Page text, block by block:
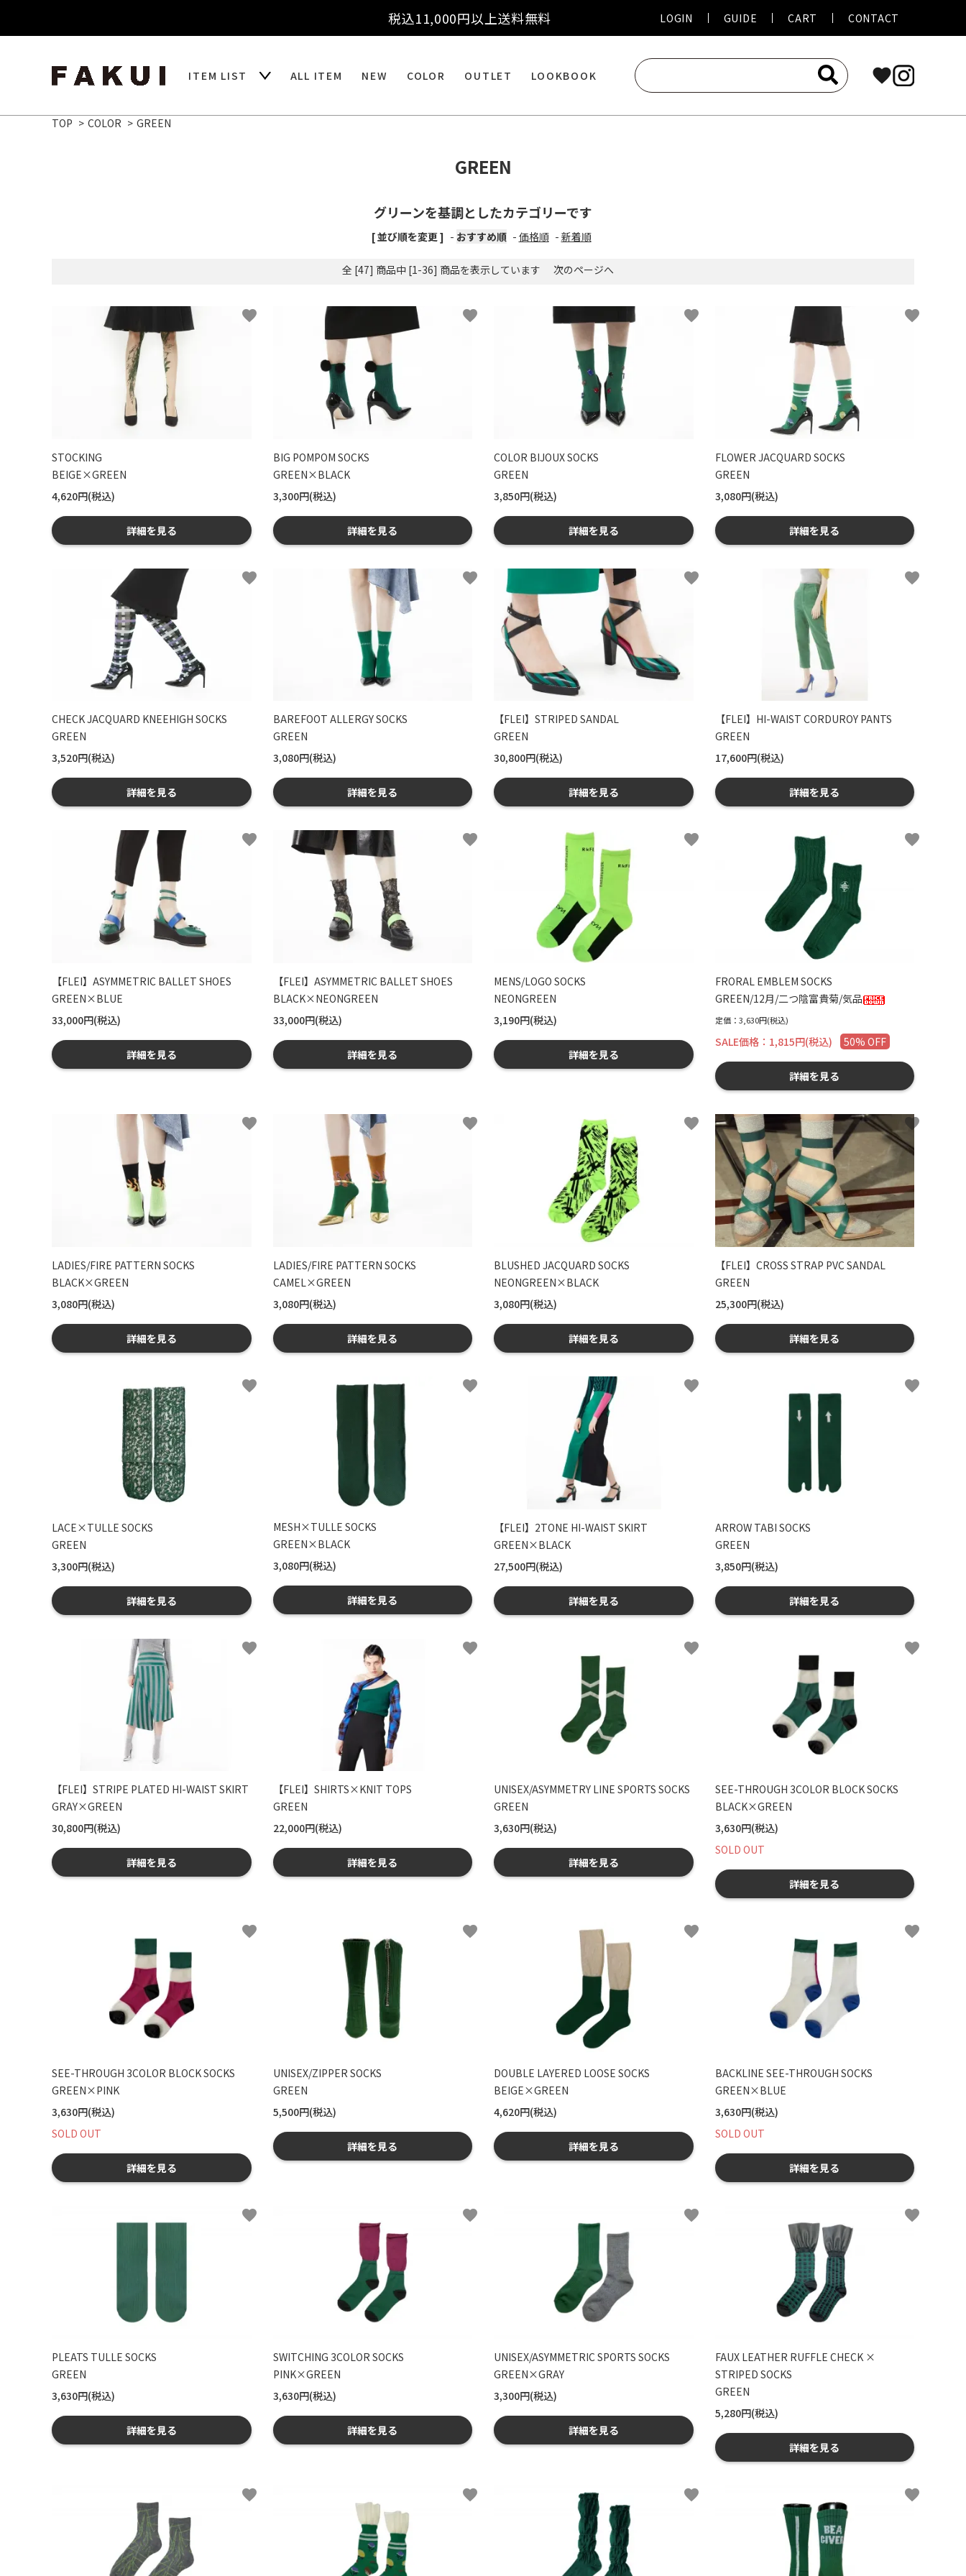
税込11,000円以上送料無料 LOGIN GUIDE CART CONTACT
ITEM LIST ALL ITEM NEW COLOR OUTLET LOOKBOOK favorite
TOP > COLOR > GREEN
GREEN
グリーンを基調としたカテゴリーです
[ 並び順を変更 ] - おすすめ順 - 価格順 - 新着順
全 [47] 商品中 [1-36] 商品を表示しています 次のページへ
STOCKING
BEIGE×GREEN
4,620円(税込)
詳細を見る
favorite
BIG POMPOM SOCKS
GREEN×BLACK
3,300円(税込)
詳細を見る
favorite
COLOR BIJOUX SOCKS
GREEN
3,850円(税込)
詳細を見る
favorite
FLOWER JACQUARD SOCKS
GREEN
3,080円(税込)
詳細を見る
favorite
CHECK JACQUARD KNEEHIGH SOCKS
GREEN
3,520円(税込)
詳細を見る
favorite
BAREFOOT ALLERGY SOCKS
GREEN
3,080円(税込)
詳細を見る
favorite
【FLEI】STRIPED SANDAL
GREEN
30,800円(税込)
詳細を見る
favorite
【FLEI】HI-WAIST CORDUROY PANTS
GREEN
17,600円(税込)
詳細を見る
favorite
【FLEI】ASYMMETRIC BALLET SHOES
GREEN×BLUE
33,000円(税込)
詳細を見る
favorite
【FLEI】ASYMMETRIC BALLET SHOES
BLACK×NEONGREEN
33,000円(税込)
詳細を見る
favorite
MENS/LOGO SOCKS
NEONGREEN
3,190円(税込)
詳細を見る
favorite
FRORAL EMBLEM SOCKS
GREEN/12月/二つ陰富貴菊/気品
定価：3,630円(税込)
SALE価格：1,815円(税込) 50% OFF
詳細を見る
favorite
LADIES/FIRE PATTERN SOCKS
BLACK×GREEN
3,080円(税込)
詳細を見る
favorite
LADIES/FIRE PATTERN SOCKS
CAMEL×GREEN
3,080円(税込)
詳細を見る
favorite
BLUSHED JACQUARD SOCKS
NEONGREEN×BLACK
3,080円(税込)
詳細を見る
favorite
【FLEI】CROSS STRAP PVC SANDAL
GREEN
25,300円(税込)
詳細を見る
favorite
LACE×TULLE SOCKS
GREEN
3,300円(税込)
詳細を見る
favorite
MESH×TULLE SOCKS
GREEN×BLACK
3,080円(税込)
詳細を見る
favorite
【FLEI】2TONE HI-WAIST SKIRT
GREEN×BLACK
27,500円(税込)
詳細を見る
favorite
ARROW TABI SOCKS
GREEN
3,850円(税込)
詳細を見る
favorite
【FLEI】STRIPE PLATED HI-WAIST SKIRT
GRAY×GREEN
30,800円(税込)
詳細を見る
favorite
【FLEI】SHIRTS×KNIT TOPS
GREEN
22,000円(税込)
詳細を見る
favorite
UNISEX/ASYMMETRY LINE SPORTS SOCKS
GREEN
3,630円(税込)
詳細を見る
favorite
SEE-THROUGH 3COLOR BLOCK SOCKS
BLACK×GREEN
3,630円(税込)
SOLD OUT
詳細を見る
favorite
SEE-THROUGH 3COLOR BLOCK SOCKS
GREEN×PINK
3,630円(税込)
SOLD OUT
詳細を見る
favorite
UNISEX/ZIPPER SOCKS
GREEN
5,500円(税込)
詳細を見る
favorite
DOUBLE LAYERED LOOSE SOCKS
BEIGE×GREEN
4,620円(税込)
詳細を見る
favorite
BACKLINE SEE-THROUGH SOCKS
GREEN×BLUE
3,630円(税込)
SOLD OUT
詳細を見る
favorite
PLEATS TULLE SOCKS
GREEN
3,630円(税込)
詳細を見る
favorite
SWITCHING 3COLOR SOCKS
PINK×GREEN
3,630円(税込)
詳細を見る
favorite
UNISEX/ASYMMETRIC SPORTS SOCKS
GREEN×GRAY
3,300円(税込)
詳細を見る
favorite
FAUX LEATHER RUFFLE CHECK ×
STRIPED SOCKS
GREEN
5,280円(税込)
詳細を見る
favorite
favorite favorite favorite favorite